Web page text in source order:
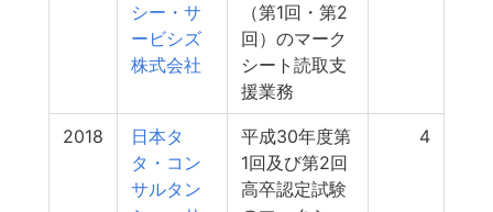
シー・サ
ービシズ
株式会社
（第1回・第2
回）のマーク
シート読取支
援業務
2018
日本タ
タ・コン
サルタン
平成30年度第
1回及び第2回
高卒認定試験
4